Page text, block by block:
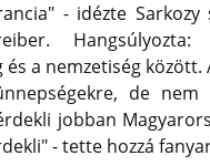
- idézte
a nemzetiség
de
jobban
- tette hozzá